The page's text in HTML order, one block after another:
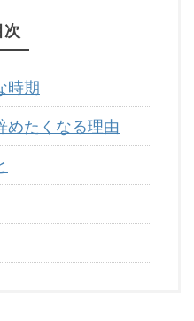
次
時期
めたくなる理由